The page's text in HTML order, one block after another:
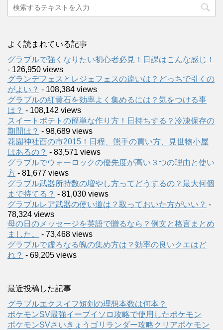
よく読まれている記事
グラブルで強くなりたい初心者必見！日課はこんな感じ！
- 126,950 views
グランデフェスとレジェフェスの違いは？どっちで引くの
がよい？ - 108,384 views
グラブルの紅黄石を効率よく集めるには？気をつける事
は？ - 108,142 views
スイートポテトの簡単な作り方！日持ちする？冷凍保存の
期間は？ - 98,689 views
花園神社酉の市2015！日程、熊手の買い方、見世物小屋
はあるの？ - 83,571 views
グラブルでウォーロックの優先度が高い３つの理由と使い
方 - 81,677 views
グラブル武器所持数の増やし方ってどうするの？最大何個
まで持てる？ - 81,030 views
グラブルレア武器の使い道は？取っておいた方がいい？ -
78,324 views
母の日のメッセージを英語で贈るなら？例文と格言まとめ
ました。
- 73,468 views
グラブルで虚ろなる魄の集め方は？効率の良いクエはど
れ？ - 69,205 views
最近投稿した記事
グラブルエクスイフ短剣の理想本数は何本？
ポケモンSV最強イーブイソロ攻略で使用したポケモン
ポケモンSVさいきょうゴリランダー攻略クリアポケモン